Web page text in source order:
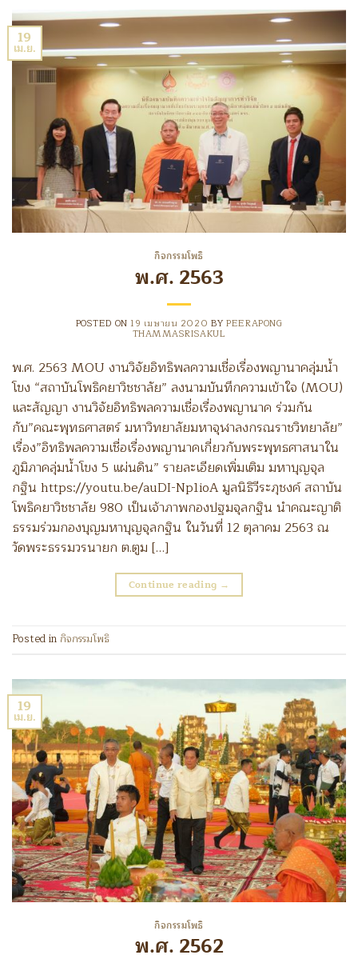
19
เม.ย.
กิจกรรมโพธิ
พ.ศ. 2563
POSTED ON19 เมษายน 2020 BYPEERAPONG
THAMMASRISAKUL
พ.ศ. 2563 MOU งานวิจัยอิทธิพลความเชื่อเรื่องพญานาคลุ่มน้ำ
โขง “สถาบันโพธิคยาวิชชาลัย” ลงนามบันทึกความเข้าใจ (MOU)
และสัญญา งานวิจัยอิทธิพลความเชื่อเรื่องพญานาค ร่วมกัน
กับ”คณะพุทธศาสตร์ มหาวิทยาลัยมหาจุฬาลงกรณราชวิทยาลัย”
เรื่อง”อิทธิพลความเชื่อเรื่องพญานาคเกี่ยวกับพระพุทธศาสนาใน
ภูมิภาคลุ่มน้ำโขง 5 แผ่นดิน” รายละเอียดเพิ่มเติม มหาบุญจุล
กฐิน https://youtu.be/auDI-Np1ioA มูลนิธิวีระภุชงค์ สถาบัน
โพธิคยาวิชชาลัย 980 เป็นเจ้าภาพกองปฐมจุลกฐิน นำคณะญาติ
ธรรมร่วมกองบุญมหาบุญจุลกฐิน ในวันที่ 12 ตุลาคม 2563 ณ
วัดพระธรรมวรนายก ต.ตูม […]
Continue reading →
Posted in กิจกรรมโพธิ
19
เม.ย.
กิจกรรมโพธิ
พ.ศ. 2562